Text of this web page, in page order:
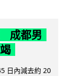
成都男
日內減去約 20